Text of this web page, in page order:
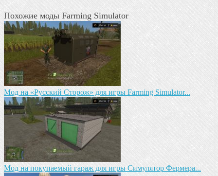
Похожие моды Farming Simulator
Мод на «Русский Сторож» для игры Farming Simulator...
Мод на покупаемый гараж для игры Симулятор Фермера...